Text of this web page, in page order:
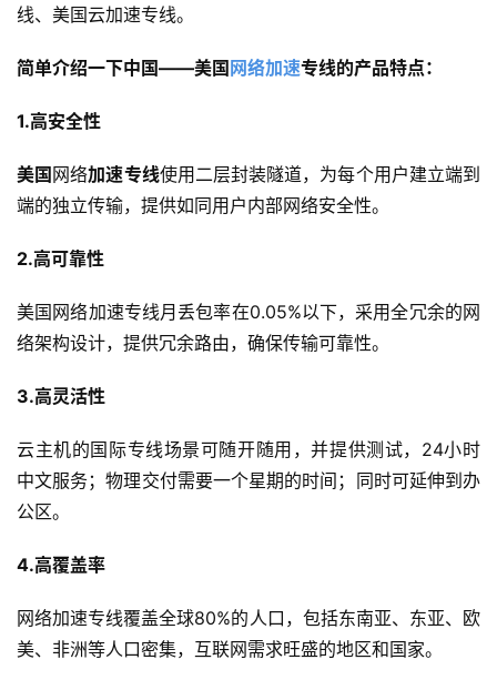
线、美国云加速专线。
简单介绍一下中国——美国 网络加速专线的产品特点：
1.高安全性
美国 网络加速专线使用二层封装隧道，为每个用户建立端到
端的独立传输，提供如同用户内部网络安全性。
2.高可靠性
美国网络加速专线月丢包率在0.05%以下，采用全冗余的网
络架构设计，提供冗余路由，确保传输可靠性。
3.高灵活性
云主机的国际专线场景可随开随用，并提供测试，24小时
中文服务；物理交付需要一个星期的时间；同时可延伸到办
公区。
4.高覆盖率
网络加速专线覆盖全球80%的人口，包括东南亚、东亚、欧
美、非洲等人口密集，互联网需求旺盛的地区和国家。